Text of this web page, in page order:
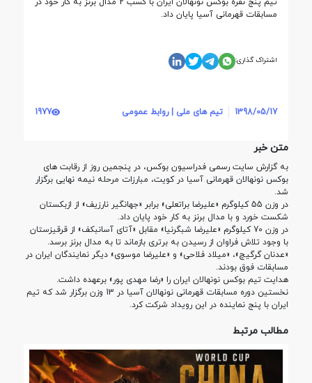
مسابقات قهرمانی آسیا پایان داد.
اشتراک گذاری:
1398/05/17 تیم های ملی | روابط عمومی 1977
متن خبر
به گزارش سایت رسمی فدراسیون بوکس، در پنجمین روز از رقابت های
بوکس نونهالان قهرمانی آسیا در کویت، مبارزات مرحله نیمه نهایی برگزار
شد.
در وزن 55 کیلوگرم «علیرضا براتعلی» برابر «جهانگیر نارزیف» از ازبکستان
شکست خورد و با مدال برنز به کار خود پایان داد.
در وزن 70 کیلوگرم «علیرضا شبگرنیا» مقابل «آتای آسانبکف» از قرقیزستان
با وجود تلاش فراوان از رسیدن به برتری بازماند تا به مدال برنز برسد.
«عدنان گرگیچ»، «میلاد فلاحی» و «علیرضا موسوی» دیگر نمایندگان ایران در
مسابقات فوق بودند.
هدایت تیم بوکس نونهالان ایران را «رضا مهدی پور» برعهده داشت.
نخستین دوره مسابقات قهرمانی نونهالان آسیا در 13 وزن برگزار شد که تیم
ایران با پنج نماینده در این رویداد شرکت کرد.
مطالب مرتبط